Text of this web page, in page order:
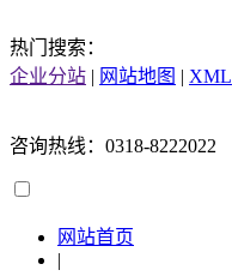
热门搜索：
企业分站 | 网站地图 | XML
咨询热线：0318-8222022
网站首页
|